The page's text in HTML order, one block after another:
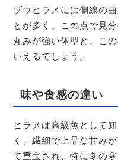
ゾウヒラメには側線の
とが多く、この点で見
丸みが強い体型と、こ
いえるでしょう。
味や食感の違い
ヒラメは高級魚として
く、繊細で上品な甘み
て重宝され、特に冬の